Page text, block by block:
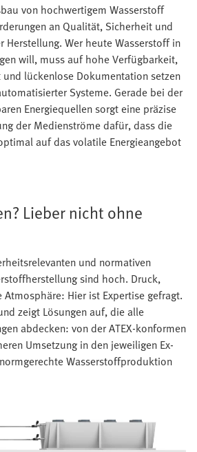
von hochwertigem Wasserstoff
an Qualität, Sicherheit und
Herstellung. Wer heute Wasserstoff in
will, muss auf hohe Verfügbarkeit,
lückenlose Dokumentation setzen
Systeme. Gerade bei der
Energiequellen sorgt eine präzise
der Medienströme dafür, dass die
auf das volatile Energieangebot
Lieber nicht ohne
und normativen
sind hoch. Druck,
Hier ist Expertise gefragt.
zeigt Lösungen auf, die alle
abdecken: von der ATEX-konformen
Umsetzung in den jeweiligen Ex-
Wasserstoffproduktion